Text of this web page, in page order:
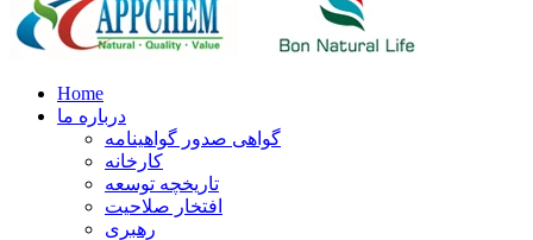
Home
درباره ما
گواهی صدور گواهینامه
کارخانه
تاریخچه توسعه
افتخار صلاحیت
رهبری